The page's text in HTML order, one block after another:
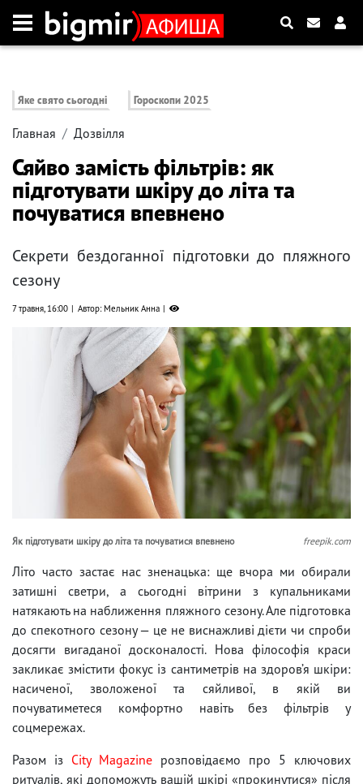
Яке свято сьогодні Гороскопи 2025
Главная Дозвілля
Сяйво замість фільтрів: як
підготувати шкіру до літа та
почуватися впевнено
Секрети бездоганної підготовки до пляжного
сезону
7 травня, 16:00 Автор: Мельник Анна
Як підготувати шкіру до літа та почуватися впевнено freepik.com
Літо часто застає нас зненацька: ще вчора ми обирали
затишні светри, а сьогодні вітрини з купальниками
натякають на наближення пляжного сезону. Але підготовка
до спекотного сезону — це не виснажливі дієти чи спроби
досягти вигаданої досконалості. Нова філософія краси
закликає змістити фокус із сантиметрів на здоров’я шкіри:
насиченої, зволоженої та сяйливої, в якій ви
почуватиметеся комфортно навіть без фільтрів у
соцмережах.
Разом із City Magazine розповідаємо про 5 ключових
ритуалів, які допоможуть вашій шкірі «прокинутися» після